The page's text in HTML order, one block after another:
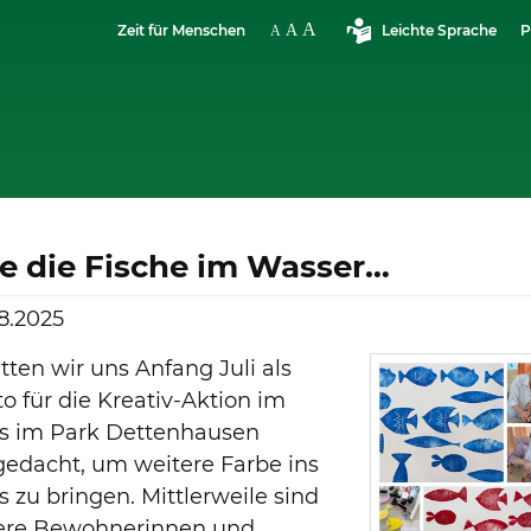
Zeit für Menschen Leichte Sprache
die Fische im Wasser…
wir uns Anfang Juli als
für die Kreativ-Aktion im
im Park Dettenhausen
um weitere Farbe ins
zu bringen. Mittlerweile sind